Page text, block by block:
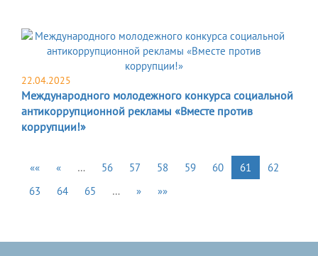
22.04.2025
Международного молодежного конкурса социальной
антикоррупционной рекламы «Вместе против
коррупции!»
«« « … 56 57 58 59 60 61
62
63
64 65 … » »»